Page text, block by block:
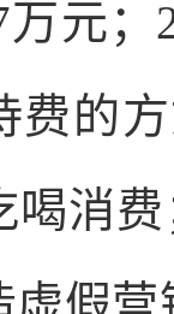
万元；
费的
喝消费